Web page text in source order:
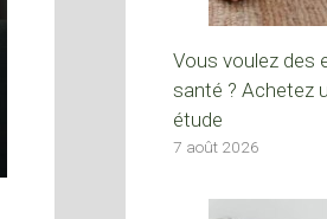
Vous voulez des
santé ? Achetez
étude
7 août 2026